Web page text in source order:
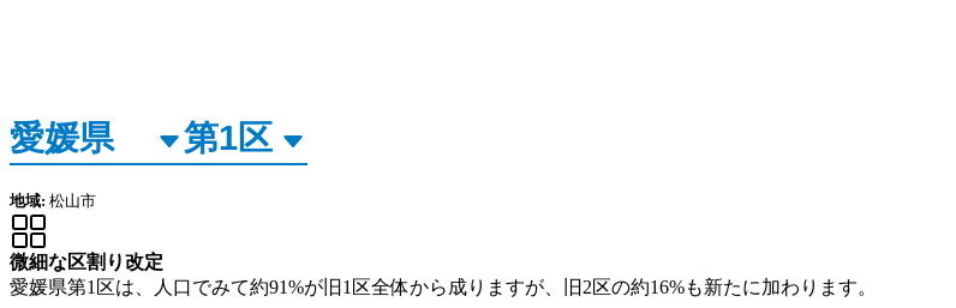
地域: 松山市
微細な区割り改定
愛媛県第1区は、人口でみて約91%が旧1区全体から成りますが、旧2区の約16%も新たに加わります。